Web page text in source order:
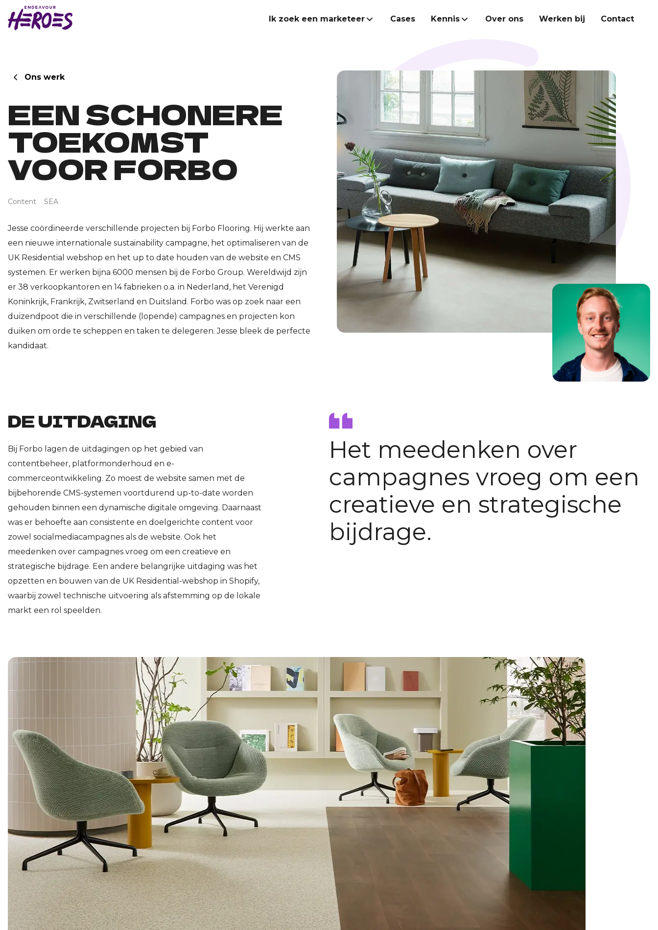
Ik zoek een marketeer
Marketeer inhuren
Cases Kennis
Kennisbank
Over ons Werken bij Contact
Ons werk
EEN SCHONERE
TOEKOMST
VOOR FORBO
Content SEA
Jesse coördineerde verschillende projecten bij Forbo Flooring. Hij werkte aan
een nieuwe internationale sustainability campagne, het optimaliseren van de
UK Residential webshop en het up to date houden van de website en CMS
systemen. Er werken bijna 6000 mensen bij de Forbo Group. Wereldwijd zijn
er 38 verkoopkantoren en 14 fabrieken o.a. in Nederland, het Verenigd
Koninkrijk, Frankrijk, Zwitserland en Duitsland. Forbo was op zoek naar een
duizendpoot die in verschillende (lopende) campagnes en projecten kon
duiken om orde te scheppen en taken te delegeren. Jesse bleek de perfecte
kandidaat.
DE UITDAGING
Bij Forbo lagen de uitdagingen op het gebied van
contentbeheer, platformonderhoud en e-
commerceontwikkeling. Zo moest de website samen met de
bijbehorende CMS-systemen voortdurend up-to-date worden
gehouden binnen een dynamische digitale omgeving. Daarnaast
was er behoefte aan consistente en doelgerichte content voor
zowel socialmediacampagnes als de website. Ook het
meedenken over campagnes vroeg om een creatieve en
strategische bijdrage. Een andere belangrijke uitdaging was het
opzetten en bouwen van de UK Residential-webshop in Shopify,
waarbij zowel technische uitvoering als afstemming op de lokale
markt een rol speelden.
Het meedenken over
campagnes vroeg om een
creatieve en strategische
bijdrage.